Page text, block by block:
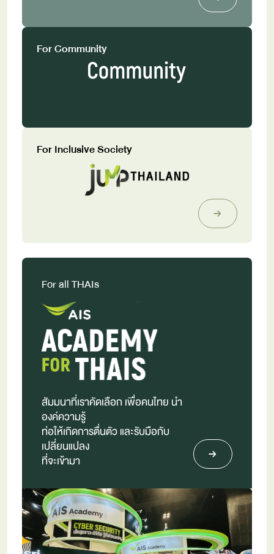
For Community
For Inclusive Society
For all THAIs
สัมมนาที่เราคัดเลือก เพื่อคนไทย นำ
องค์ความรู้
ท่อให้เกิดการตื่นตัว และรับมือกับ
เปลี่ยนแปลง
ที่จะเข้ามา